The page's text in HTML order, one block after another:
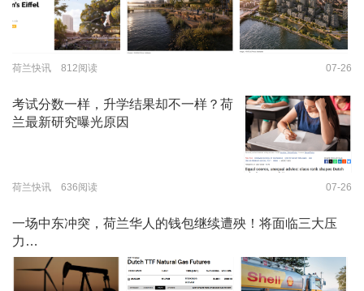
荷兰快讯 812阅读 07-26
考试分数一样，升学结果却不一样？荷
兰最新研究曝光原因
荷兰快讯 636阅读 07-26
一场中东冲突，荷兰华人的钱包继续遭殃！将面临三大压
力…